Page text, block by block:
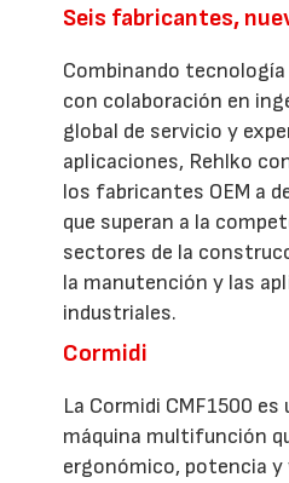
Seis fabricantes,
Combinando
con colaboración en
global de servicio y
aplicaciones, Rehlko
los fabricantes OEM a
que superan a la
sectores de la
la manutención y las
industriales.
Cormidi
La Cormidi CMF1500
máquina multifunción
ergonómico, potencia y